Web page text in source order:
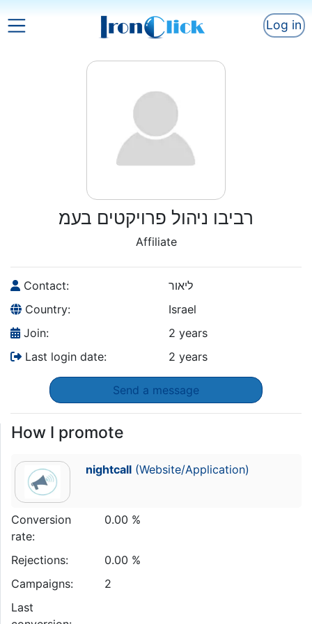
Log in
רביבו ניהול פרויקטים בעמ
Affiliate
Contact:
ליאור
Country:
Israel
Join:
2 years
Last login date:
2 years
Send a message
How I promote
nightcall(Website/Application)
Conversion
rate:
0.00 %
Rejections:
0.00 %
Campaigns:
2
Last